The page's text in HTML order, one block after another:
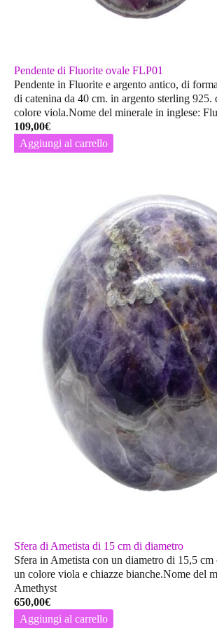
Pendente di Fluorite ovale FLP01
Pendente in Fluorite e argento antico, di
di catenina da 40 cm. in argento sterling 925.
colore viola.Nome del minerale in inglese:
109,00€
Aggiungi al carrello
Sfera di Ametista di 15 cm di diametro
Sfera in Ametista con un diametro di 15,5 cm
un colore viola e chiazze bianche.Nome del
Amethyst
650,00€
Aggiungi al carrello